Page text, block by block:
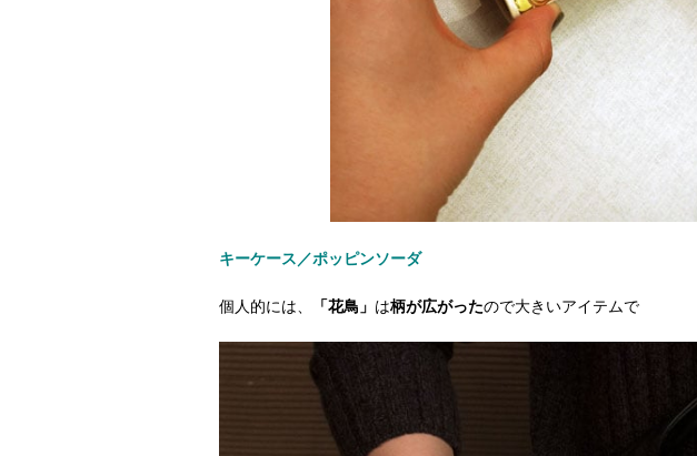
キーケース／ポッピンソーダ
個人的には、 「花鳥」 は柄が広がったので大きいアイテムで